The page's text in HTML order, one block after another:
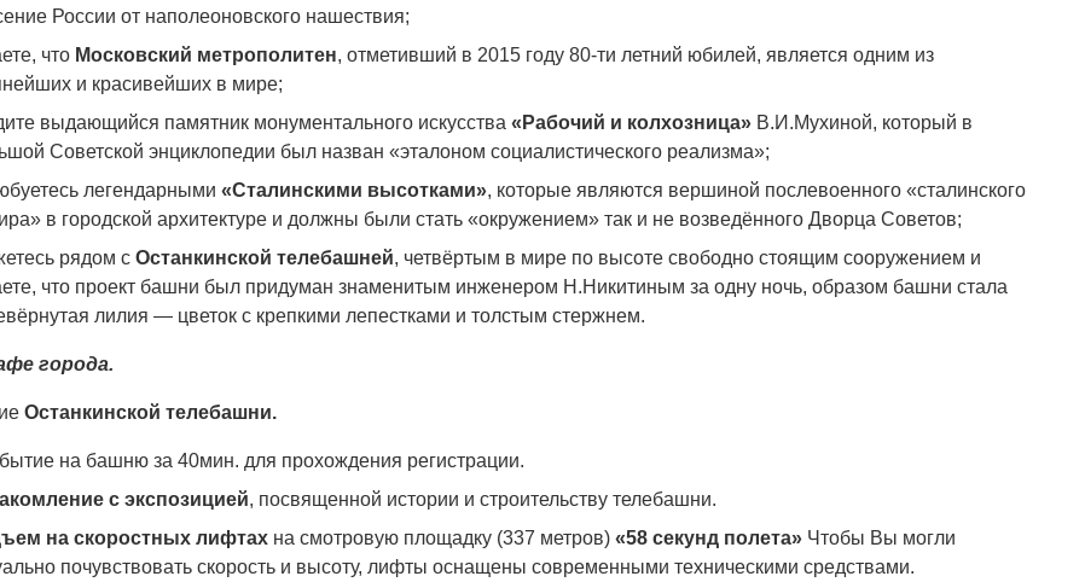
России от наполеоновского нашествия;
что Московский метрополитен, отметивший в 2015 году 80-ти летний юбилей, является одним из
и красивейших в мире;
выдающийся памятник монументального искусства «Рабочий и колхозница» В.И.Мухиной, который в
Советской энциклопедии был назван «эталоном социалистического реализма»;
легендарными «Сталинскими высотками», которые являются вершиной послевоенного «сталинского
в городской архитектуре и должны были стать «окружением» так и не возведённого Дворца Советов;
рядом с Останкинской телебашней, четвёртым в мире по высоте свободно стоящим сооружением и
что проект башни был придуман знаменитым инженером Н.Никитиным за одну ночь, образом башни стала
лилия — цветок с крепкими лепестками и толстым стержнем.
города.
Останкинской телебашни.
на башню за 40мин. для прохождения регистрации.
с экспозицией, посвященной истории и строительству телебашни.
на скоростных лифтах на смотровую площадку (337 метров) «58 секунд полета» Чтобы Вы могли
почувствовать скорость и высоту, лифты оснащены современными техническими средствами.